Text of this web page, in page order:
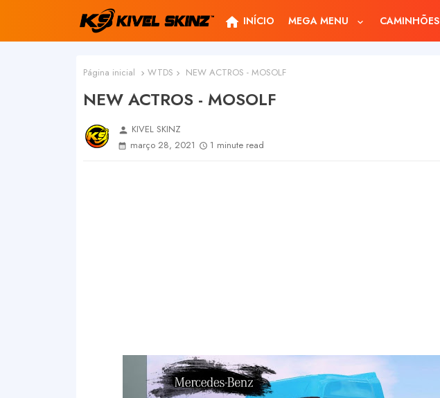
home INÍCIO MEGA MENU CAMINHÕES
Página inicial WTDS NEW ACTROS - MOSOLF
NEW ACTROS - MOSOLF
person KIVEL SKINZ
março 28, 2021
1 minute read